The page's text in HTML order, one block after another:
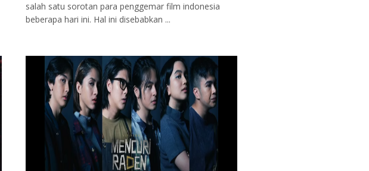
salah satu sorotan para penggemar film indonesia
beberapa hari ini. Hal ini disebabkan ...